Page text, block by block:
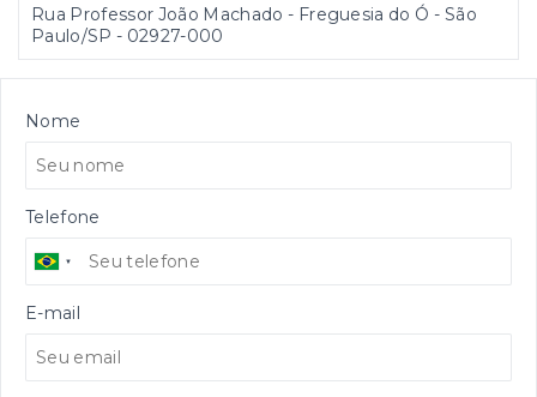
Rua Professor João Machado - Freguesia do Ó - São
Paulo/SP - 02927-000
Nome
Telefone
E-mail